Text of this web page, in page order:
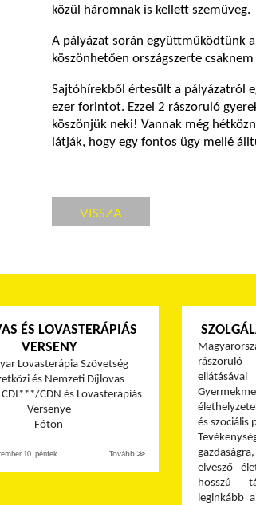
közül háromnak is kellett szemüveg.
A pályázat során együttműködtünk
köszönhetően országszerte
Sajtóhírekből értesült a pályázatról
ezer forintot. Ezzel 2 rászoruló
köszönjük neki! Vannak még
látják, hogy egy fontos ügy mellé
VISSZA
ÉS LOVASTERÁPIÁS
VERSENY
Lovasterápia Szövetség
és Nemzeti Díjlovas
CDI***/CDN és Lovasterápiás
Versenye
Fóton
10. péntek Tovább ≫
rászoruló
ellátásával
és szociális
elvesző
hosszú
leginkább